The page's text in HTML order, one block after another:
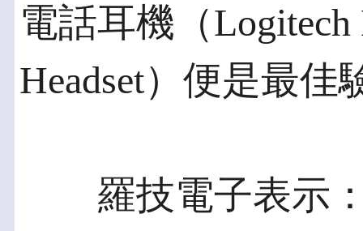
電話耳機（Logitech
Headset）便是最佳
羅技電子表示：